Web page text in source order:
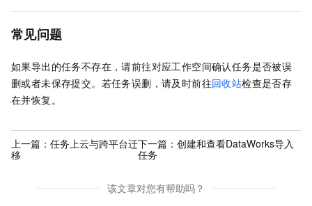
常见问题
如果导出的任务不存在，请前往对应工作空间确认任务是否被误
删或者未保存提交。若任务误删，请及时前往回收站检查是否存
在并恢复。
上一篇： 任务上云与跨平台迁
移
下一篇： 创建和查看DataWorks导入
任务
该文章对您有帮助吗？